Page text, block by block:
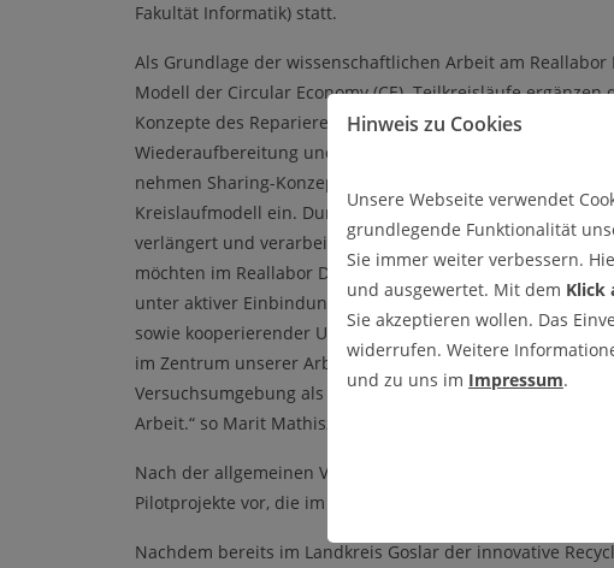
Fakultät Informatik) statt.
Als Grundlage der wissenschaftlichen Arbeit am
Modell der Circular Economy (CE). Teilkreisläufe
Konzepte des Reparierens und Wiederverwendens (Reuse
Wiederaufbereitung und des Umfunktionierens (Refurbish
nehmen Sharing-Konzepte (Use & Share) einen wichtigen
Kreislaufmodell ein. Durch diese neuen Konzepte soll die
verlängert und verarbeiteten Rohstoffe optimal verwertet
möchten im Reallabor Digitized Circular Economy
unter aktiver Einbindung Studierender,
sowie kooperierender Unternehmen entwickeln und
im Zentrum unserer Arbeit. Ein Reallabor bietet aufgrund
Versuchsumgebung als Experimentierraum hervorragende
Arbeit.“ so Marit Mathiszig.
Nach der allgemeinen Vorstellung stellten Dominique
Pilotprojekte vor, die im Reallabor umgesetzt werden.
Nachdem bereits im Landkreis Goslar der innovative
Hinweis zu Cookies
Unsere Webseite verwendet
grundlegende Funktionalität
Sie immer weiter verbessern.
und ausgewertet. Mit dem Klick
Sie akzeptieren wollen. Das
widerrufen. Weitere
und zu uns im Impressum.